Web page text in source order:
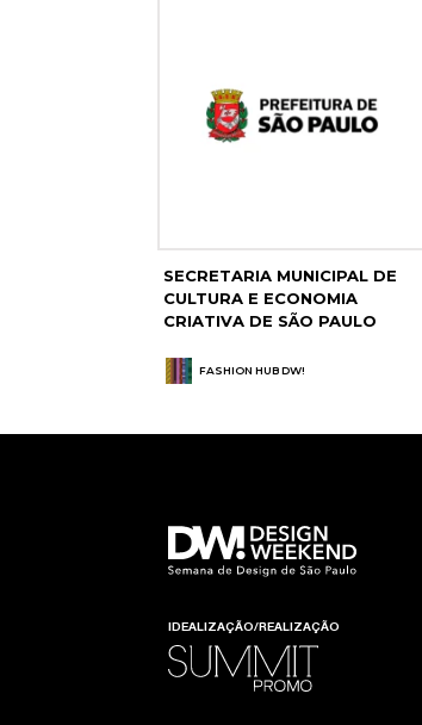
SECRETARIA MUNICIPAL DE
CULTURA E ECONOMIA
CRIATIVA DE SÃO PAULO
FASHION HUB DW!
IDEALIZAÇÃO/REALIZAÇÃO